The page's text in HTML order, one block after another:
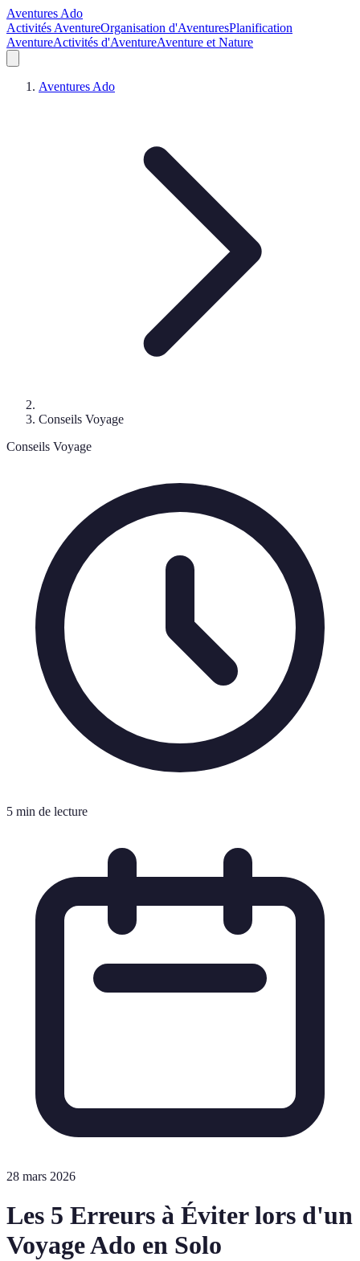
Aventures Ado
Activités AventureOrganisation d'AventuresPlanification
AventureActivités d'AventureAventure et Nature
Aventures Ado
Conseils Voyage
Conseils Voyage
5 min de lecture
28 mars 2026
Les 5 Erreurs à Éviter lors d'un
Voyage Ado en Solo